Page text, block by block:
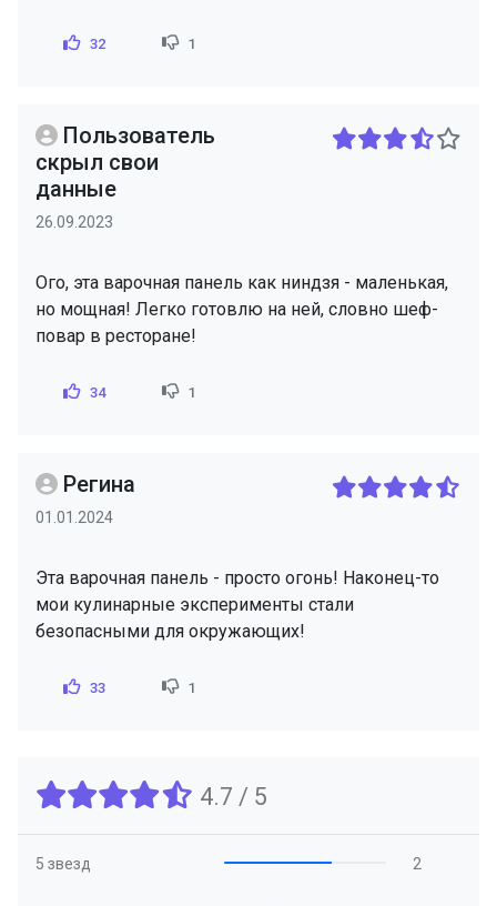
32 1
Пользователь
скрыл свои
данные
26.09.2023
Ого, эта варочная панель как ниндзя - маленькая,
но мощная! Легко готовлю на ней, словно шеф-
повар в ресторане!
34 1
Регина
01.01.2024
Эта варочная панель - просто огонь! Наконец-то
мои кулинарные эксперименты стали
безопасными для окружающих!
33 1
4.7 / 5
5 звезд 2